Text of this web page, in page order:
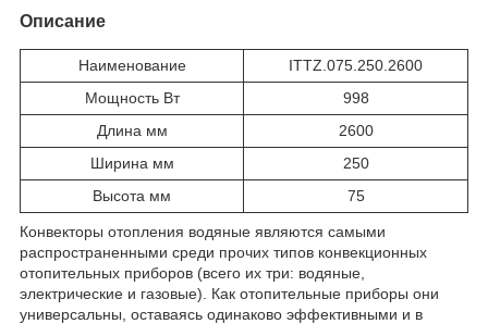
Описание
Наименование
ITTZ.075.250.2600
Мощность Вт
998
Длина мм
2600
Ширина мм
250
Высота мм
75
Конвекторы отопления водяные являются самыми
распространенными среди прочих типов конвекционных
отопительных приборов (всего их три: водяные,
электрические и газовые). Как отопительные приборы они
универсальны, оставаясь одинаково эффективными и в